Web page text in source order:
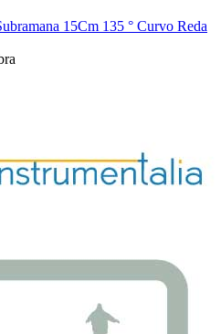
15Cm 135 ° Curvo Reda